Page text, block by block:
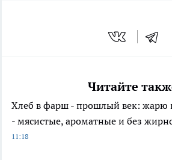
Читайте
Хлеб в фарш - прошлый век: жарю
- мясистые, ароматные и без
11:18